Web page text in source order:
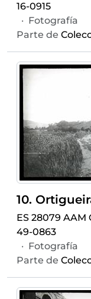
16-0915
· Fotografía
Parte de
ES 28079 AAM
49-0863
· Fotografía
Parte de